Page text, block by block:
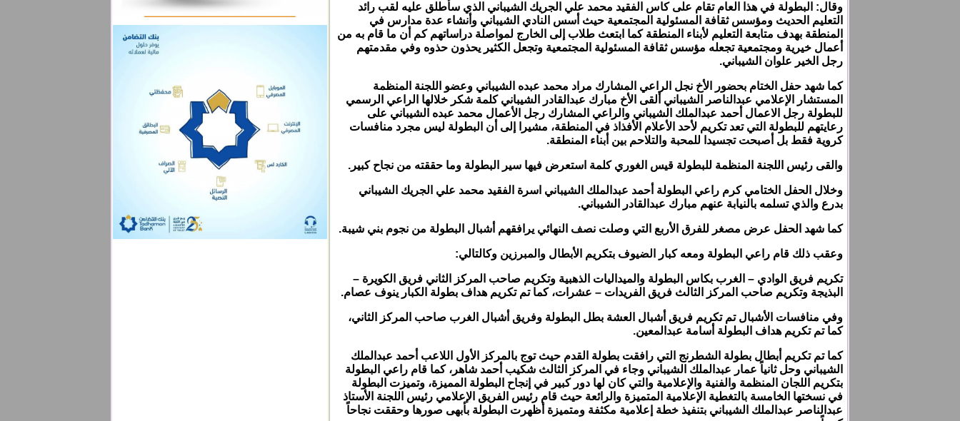
وقال: البطولة في هذا العام تقام على كاس الفقيد محمد علي الجريك الشيباني الذي سأطلق عليه لقب رائد
التعليم الحديث ومؤسس ثقافة المسئولية المجتمعية حيث أسس النادي الشيباني وأنشاء عدة مدارس في
المنطقة بهدف متابعة التعليم لأبناء المنطقة كما ابتعث طلاب إلى الخارج لمواصلة دراساتهم كم أن ما قام به من
أعمال خيرية ومجتمعية تجعله مؤسس ثقافة المسئولية المجتمعية وتجعل الكثير يحذون حذوه وفي مقدمتهم
رجل الخير علوان الشيباني.
كما شهد حفل الختام بحضور الأخ نجل الراعي المشارك مراد محمد عبده الشيباني وعضو اللجنة المنظمة
المستشار الإعلامي عبدالناصر الشيباني ألقى الأخ مبارك عبدالقادر الشيباني كلمة شكر خلالها الراعي الرسمي
للبطولة رجل الاعمال أحمد عبدالملك الشيباني والراعي المشارك رجل الأعمال محمد عبده الشيباني على
رعايتهم للبطولة التي تعد تكريم لأحد الأعلام الأفذاذ في المنطقة، مشيرا إلى أن البطولة ليس مجرد منافسات
كروية فقط بل أصبحت تجسيدا للمحبة والتلاحم بين أبناء المنطقة.
والقى رئيس اللجنة المنظمة للبطولة قيس الغوري كلمة استعرض فيها سير البطولة وما حققته من نجاح كبير.
وخلال الحفل الختامي كرم راعي البطولة أحمد عبدالملك الشيباني اسرة الفقيد محمد علي الجريك الشيباني
بدرع والذي تسلمه بالنيابة عنهم مبارك عبدالقادر الشيباني.
كما شهد الحفل عرض مصغر للفرق الأربع التي وصلت نصف النهائي يرافقهم أشبال البطولة من نجوم بني شيبة.
وعقب ذلك قام راعي البطولة ومعه كبار الضيوف بتكريم الأبطال والمبرزين وكالتالي:
تكريم فريق الوادي – الغرب بكاس البطولة والميداليات الذهبية وتكريم صاحب المركز الثاني فريق الكويرة –
البذيجة وتكريم صاحب المركز الثالث فريق الفريدات – عشرات، كما تم تكريم هداف بطولة الكبار ينوف عصام.
وفي منافسات الأشبال تم تكريم فريق أشبال العشة بطل البطولة وفريق أشبال الغرب صاحب المركز الثاني،
كما تم تكريم هداف البطولة أسامة عبدالمعين.
كما تم تكريم أبطال بطولة الشطرنج التي رافقت بطولة القدم حيث توج بالمركز الأول اللاعب أحمد عبدالملك
الشيباني وحل ثانياً عمار عبدالملك الشيباني وجاء في المركز الثالث شكيب أحمد شاهر، كما قام راعي البطولة
بتكريم اللجان المنظمة والفنية والإعلامية والتي كان لها دور كبير في إنجاح البطولة المميزة، وتميزت البطولة
في نسختها الخامسة بالتغطية الإعلامية المتميزة والرائعة حيث قام رئيس الفريق الإعلامي رئيس اللجنة الأستاذ
عبدالناصر عبدالملك الشيباني بتنفيذ خطة إعلامية مكثفة ومتميزة أظهرت البطولة بأبهى صورها وحققت نجاحاً